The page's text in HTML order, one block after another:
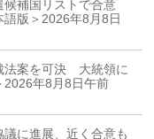
候補国リストで合意
版＞2026年8月8日
法案を可決 大統領に
2026年8月8日午前
に進展、近く合意も